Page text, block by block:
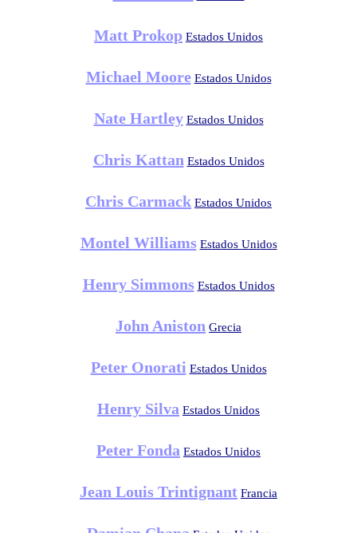
Matt Prokop Estados Unidos
Michael Moore Estados Unidos
Nate Hartley Estados Unidos
Chris Kattan Estados Unidos
Chris Carmack Estados Unidos
Montel Williams Estados Unidos
Henry Simmons Estados Unidos
John Aniston Grecia
Peter Onorati Estados Unidos
Henry Silva Estados Unidos
Peter Fonda Estados Unidos
Jean Louis Trintignant Francia